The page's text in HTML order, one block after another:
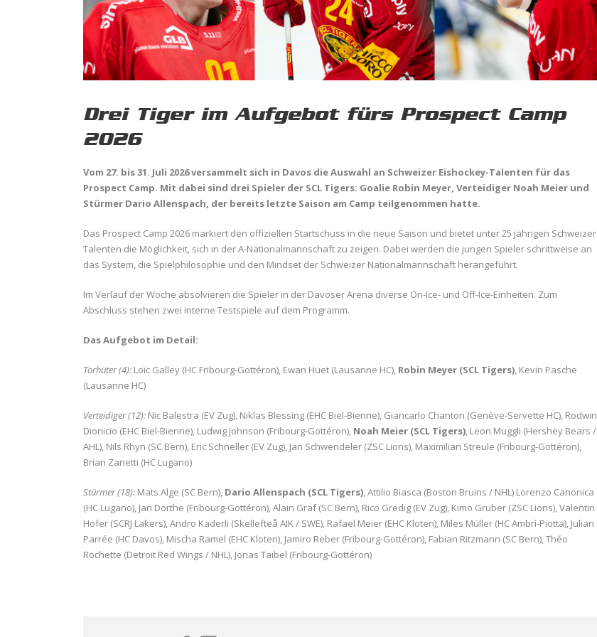
Drei Tiger im Aufgebot fürs Prospect Camp
2026
Vom 27. bis 31. Juli 2026 versammelt sich in Davos die Auswahl an Schweizer Eishockey-Talenten für das
Prospect Camp. Mit dabei sind drei Spieler der SCL Tigers: Goalie Robin Meyer, Verteidiger Noah Meier und
Stürmer Dario Allenspach, der bereits letzte Saison am Camp teilgenommen hatte.
Das Prospect Camp 2026 markiert den offiziellen Startschuss in die neue Saison und bietet unter 25 jährigen Schweizer
Talenten die Möglichkeit, sich in der A-Nationalmannschaft zu zeigen. Dabei werden die jungen Spieler schrittweise an
das System, die Spielphilosophie und den Mindset der Schweizer Nationalmannschaft herangeführt.
Im Verlauf der Woche absolvieren die Spieler in der Davoser Arena diverse On-Ice- und Off-Ice-Einheiten. Zum
Abschluss stehen zwei interne Testspiele auf dem Programm.
Das Aufgebot im Detail:
Torhüter (4): Loïc Galley (HC Fribourg-Gottéron), Ewan Huet (Lausanne HC), Robin Meyer (SCL Tigers), Kevin Pasche
(Lausanne HC)
Verteidiger (12): Nic Balestra (EV Zug), Niklas Blessing (EHC Biel-Bienne), Giancarlo Chanton (Genève-Servette HC), Rodwin
Dionicio (EHC Biel-Bienne), Ludwig Johnson (Fribourg-Gottéron), Noah Meier (SCL Tigers), Leon Muggli (Hershey Bears /
AHL), Nils Rhyn (SC Bern), Eric Schneller (EV Zug), Jan Schwendeler (ZSC Lions), Maximilian Streule (Fribourg-Gottéron),
Brian Zanetti (HC Lugano)
Stürmer (18): Mats Alge (SC Bern), Dario Allenspach (SCL Tigers), Attilio Biasca (Boston Bruins / NHL) Lorenzo Canonica
(HC Lugano), Jan Dorthe (Fribourg-Gottéron), Alain Graf (SC Bern), Rico Gredig (EV Zug), Kimo Gruber (ZSC Lions), Valentin
Hofer (SCRJ Lakers), Andro Kaderli (Skellefteå AIK / SWE), Rafael Meier (EHC Kloten), Miles Müller (HC Ambrì-Piotta), Julian
Parrée (HC Davos), Mischa Ramel (EHC Kloten), Jamiro Reber (Fribourg-Gottéron), Fabian Ritzmann (SC Bern), Théo
Rochette (Detroit Red Wings / NHL), Jonas Taibel (Fribourg-Gottéron)